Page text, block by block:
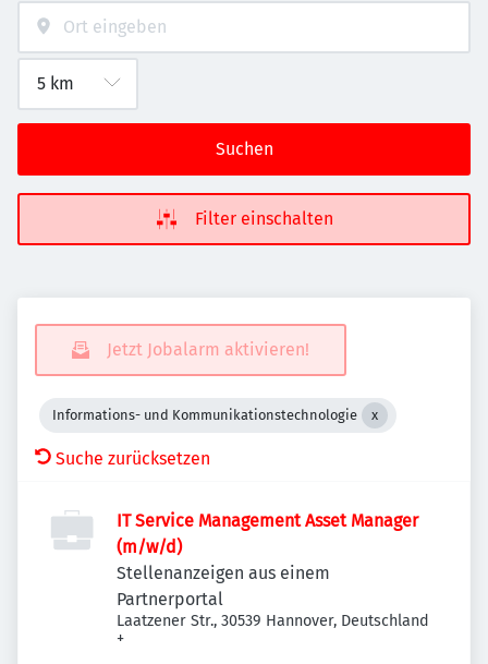
Suchen
Filter einschalten
Jetzt Jobalarm aktivieren!
Informations- und Kommunikationstechnologie
Suche zurücksetzen
IT Service Management Asset Manager
(m/w/d)
Stellenanzeigen aus einem
Partnerportal
Laatzener Str., 30539 Hannover, Deutschland
+